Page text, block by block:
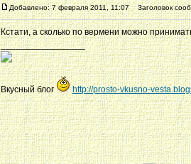
Добавлено: 7 февраля 2011, 11:07 Заголовок
Кстати, а сколько по вермени можно
_________________
Вкусный блог http://prosto-vkusno-